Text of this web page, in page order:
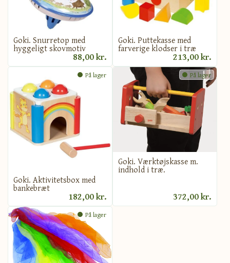
Goki. Snurretop med
hyggeligt skovmotiv
88,00 kr.
Goki. Puttekasse med
farverige klodser i træ
213,00 kr.
På lager
Goki. Aktivitetsbox med
bankebræt
182,00 kr.
På lager
Goki. Værktøjskasse m.
indhold i træ.
372,00 kr.
På lager